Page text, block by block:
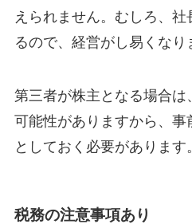
えられません。むしろ、社
るので、経営がし易くなり
第三者が株主となる場合は
可能性がありますから、事
としておく必要があります。
税務の注意事項あり